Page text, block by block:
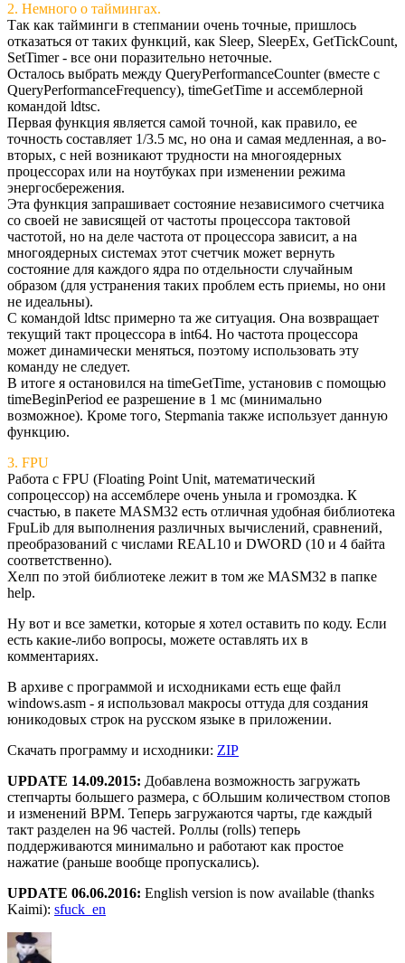
2. Немного о таймингах.
Так как тайминги в степмании очень точные, пришлось
отказаться от таких функций, как Sleep, SleepEx, GetTickCount,
SetTimer - все они поразительно неточные.
Осталось выбрать между QueryPerformanceCounter (вместе с
QueryPerformanceFrequency), timeGetTime и ассемблерной
командой ldtsc.
Первая функция является самой точной, как правило, ее
точность составляет 1/3.5 мс, но она и самая медленная, а во-
вторых, с ней возникают трудности на многоядерных
процессорах или на ноутбуках при изменении режима
энергосбережения.
Эта функция запрашивает состояние независимого счетчика
со своей не зависящей от частоты процессора тактовой
частотой, но на деле частота от процессора зависит, а на
многоядерных системах этот счетчик может вернуть
состояние для каждого ядра по отдельности случайным
образом (для устранения таких проблем есть приемы, но они
не идеальны).
С командой ldtsc примерно та же ситуация. Она возвращает
текущий такт процессора в int64. Но частота процессора
может динамически меняться, поэтому использовать эту
команду не следует.
В итоге я остановился на timeGetTime, установив с помощью
timeBeginPeriod ее разрешение в 1 мс (минимально
возможное). Кроме того, Stepmania также использует данную
функцию.
3. FPU
Работа с FPU (Floating Point Unit, математический
сопроцессор) на ассемблере очень уныла и громоздка. К
счастью, в пакете MASM32 есть отличная удобная библиотека
FpuLib для выполнения различных вычислений, сравнений,
преобразований с числами REAL10 и DWORD (10 и 4 байта
соответственно).
Хелп по этой библиотеке лежит в том же MASM32 в папке
help.
Ну вот и все заметки, которые я хотел оставить по коду. Если
есть какие-либо вопросы, можете оставлять их в
комментариях.
В архиве с программой и исходниками есть еще файл
windows.asm - я использовал макросы оттуда для создания
юникодовых строк на русском языке в приложении.
Скачать программу и исходники: ZIP
UPDATE 14.09.2015: Добавлена возможность загружать
степчарты большего размера, с бОльшим количеством стопов
и изменений BPM. Теперь загружаются чарты, где каждый
такт разделен на 96 частей. Роллы (rolls) теперь
поддерживаются минимально и работают как простое
нажатие (раньше вообще пропускались).
UPDATE 06.06.2016: English version is now available (thanks
Kaimi): sfuck_en